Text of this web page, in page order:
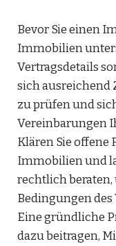
Bevor Sie einen
Immobilien
Vertragsdetails
sich ausreichend
zu prüfen und
Vereinbarungen
Klären Sie offene
Immobilien und
rechtlich beraten,
Bedingungen
Eine gründliche
dazu beitragen,